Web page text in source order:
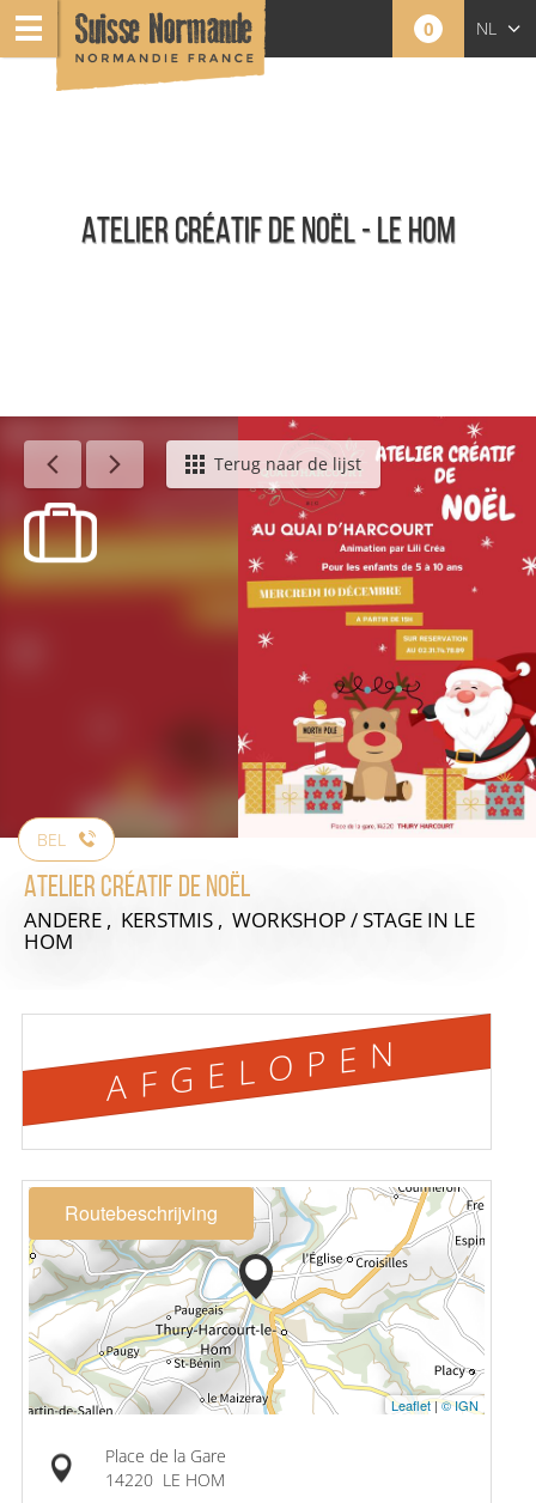
0 NL
ATELIER CRÉATIF DE NOËL - LE HOM
Agenda - NederlandsTerug naar de lijst
BEL
Atelier Créatif de Noël
ANDERE , KERSTMIS , WORKSHOP / STAGE IN LE
HOM
AFGELOPEN
Routebeschrijving
Leaflet|© IGN
Place de la Gare
14220 LE HOM